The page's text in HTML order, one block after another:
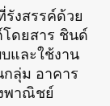
งสรรค์ด้วย
โดยสาร ชินด์
และใช้งาน
กลุ่ม อาคาร
พาณิชย์